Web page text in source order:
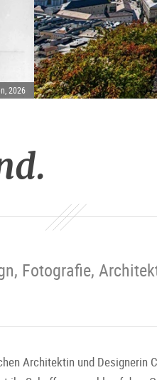
2026
Fotografie,
Architektin und Designerin